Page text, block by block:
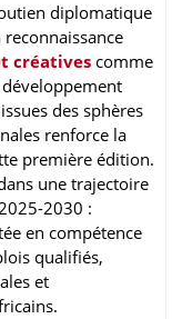
diplomatique
créatives comme
des sphères
renforce la
première édition.
une trajectoire
2030 :
en compétence
qualifiés,
et